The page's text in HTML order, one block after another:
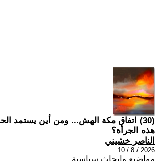
(30) اتفاق مكة الهش... ومن أين يستمد
هذه الجرأة؟
الناصر خشيني
2026 / 8 / 10